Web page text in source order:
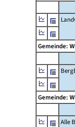
Gemeinde:
Gemeinde:
Alle